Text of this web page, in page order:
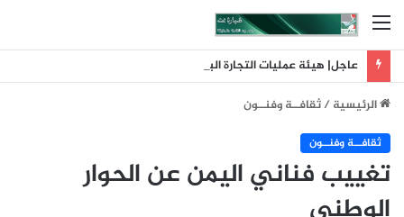
القائمة
الرئيسية/ثقافــة وفنــون
ثقافــة وفنــون
تغييب فناني اليمن عن الحوار